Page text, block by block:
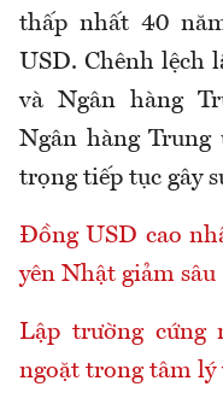
thấp nhất 40
USD. Chênh lệch
và Ngân hàng
Ngân hàng
trọng tiếp tục gây
Đồng USD cao
yên Nhật giảm sâu
Lập trường cứng
ngoặt trong tâm lý